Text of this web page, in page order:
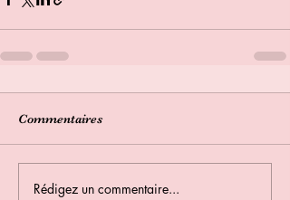
Commentaires
Rédigez un commentaire...